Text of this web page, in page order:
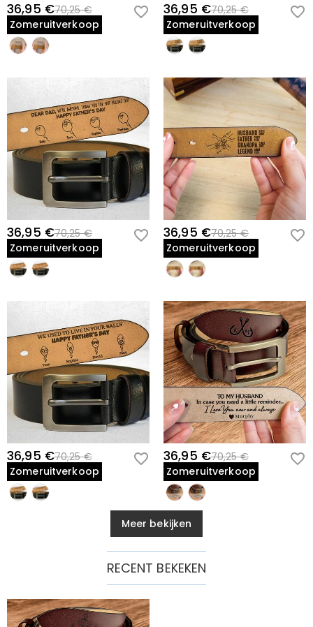
36,95 €70,25 €
Zomeruitverkoop
36,95 €70,25 €
Zomeruitverkoop
36,95 €70,25 €
Zomeruitverkoop
36,95 €70,25 €
Zomeruitverkoop
36,95 €70,25 €
Zomeruitverkoop
36,95 €70,25 €
Zomeruitverkoop
Meer bekijken
RECENT BEKEKEN